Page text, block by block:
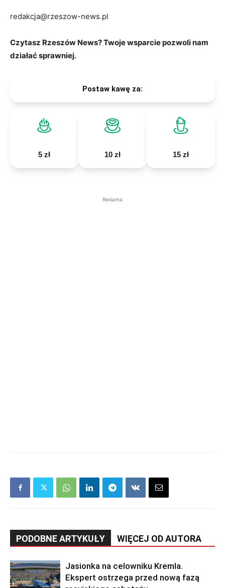
redakcja@rzeszow-news.pl
Czytasz Rzeszów News? Twoje wsparcie pozwoli nam
działać sprawniej.
Postaw kawę za:
5 zł 10 zł 15 zł
Reklama
PODOBNE ARTYKUŁY WIĘCEJ OD AUTORA
Jasionka na celowniku Kremla.
Ekspert ostrzega przed nową fazą